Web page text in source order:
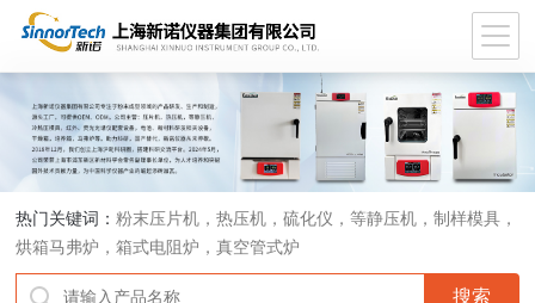
热门关键词：粉末压片机，热压机，硫化仪，等静压机，制样模具，
烘箱马弗炉，箱式电阻炉，真空管式炉